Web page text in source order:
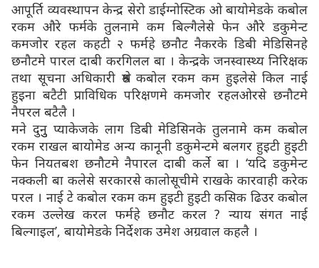
आपूर्ति व्यवस्थापन केन्द्र सेरो डाईग्नोस्टिक ओ बायोमेडके कबोल
रकम औरे फर्मके तुलनामे कम बिल्गैलेसे फेन औरे डकुमेन्ट
कमजोर रहल कहटी २ फर्महे छनौट नैकरके डिबी मेडिसिनहे
छनौटमे पारल दाबी करगिलल बा । केन्द्रके जनस्वास्थ्य निरिक्षक
तथा सूचना अधिकारी श्रेष्ठ कबोल रकम कम हुइलेसे किल नाई
हुइना बटैटी प्राविधिक परिक्षणमे कमजोर रहलओरसे छनौटमे
नैपरल बटैलै ।
मने दुनुु प्याकेजके लाग डिबी मेडिसिनके तुलनामे कम कबोल
रकम राखल बायोमेड अन्य कानूनी डकुमेन्टमे बलगर हुइटी हुइटी
फेन नियतबश छनौटमे नैपारल दाबी कर्ले बा । ‘यदि डकुमेन्ट
नक्कली बा कलेसे सरकारसे कालोसूचीमे राखके कारवाही करेक
परल । नाई टे कबोल रकम कम हुइटी हुइटी कसिक ढिउर कबोल
रकम उल्लेख करल फर्महे छनौट करल ? न्याय संगत नाई
बिल्गाइल’, बायोमेडके निर्देशक उमेश अग्रवाल कहलै ।